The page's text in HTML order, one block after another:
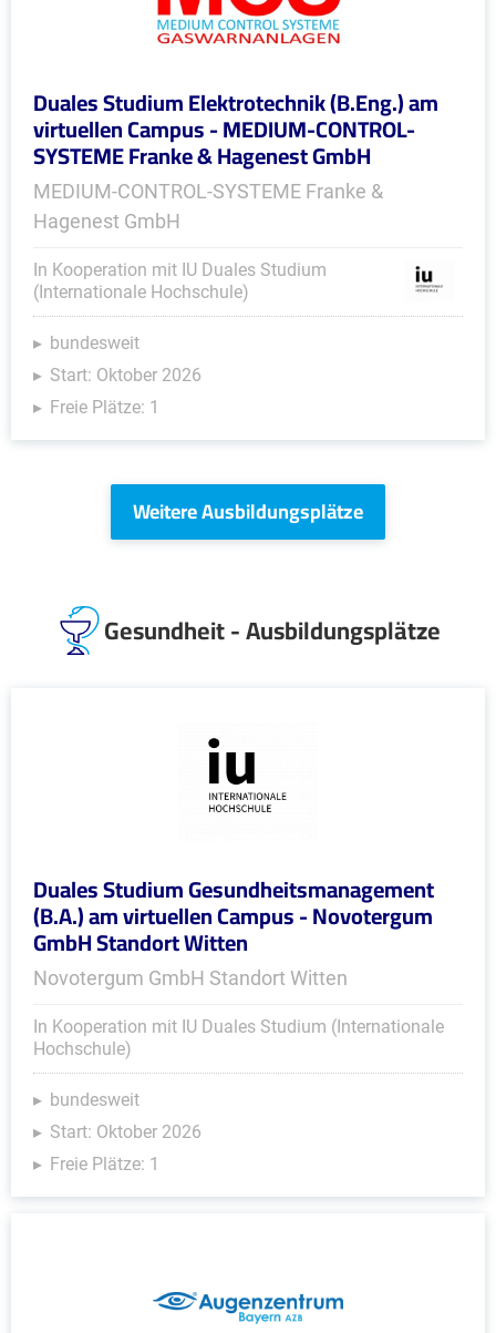
Duales Studium Elektrotechnik (B.Eng.) am
virtuellen Campus - MEDIUM-CONTROL-
SYSTEME Franke & Hagenest GmbH
MEDIUM-CONTROL-SYSTEME Franke &
Hagenest GmbH
In Kooperation mit IU Duales Studium
(Internationale Hochschule)
bundesweit
Start: Oktober 2026
Freie Plätze: 1
Weitere Ausbildungsplätze
Gesundheit - Ausbildungsplätze
Duales Studium Gesundheitsmanagement
(B.A.) am virtuellen Campus - Novotergum
GmbH Standort Witten
Novotergum GmbH Standort Witten
In Kooperation mit IU Duales Studium (Internationale
Hochschule)
bundesweit
Start: Oktober 2026
Freie Plätze: 1